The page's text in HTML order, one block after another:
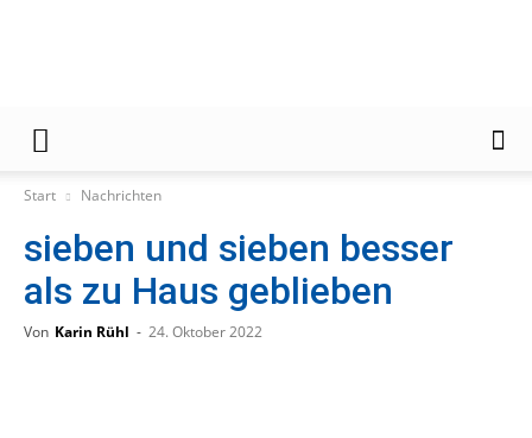
Zeitung
Start Nachrichten
sieben und sieben besser
als zu Haus geblieben
Von Karin Rühl - 24. Oktober 2022